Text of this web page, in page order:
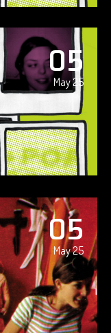
05
May 25
05
May 25